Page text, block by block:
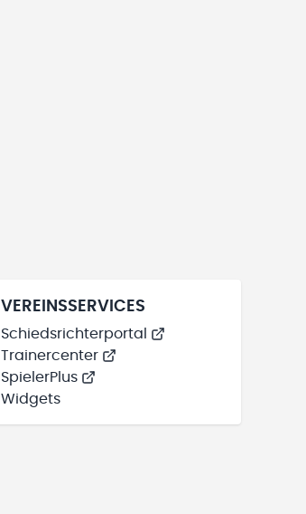
VEREINSSERVICES
Schiedsrichterportal
Trainercenter
SpielerPlus
Widgets